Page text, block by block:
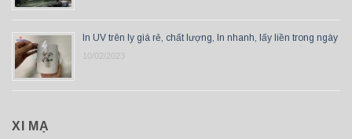
In UV trên ly giá rẻ, chất lượng, In nhanh, lấy liền trong ngày
10/02/2023
XI MẠ